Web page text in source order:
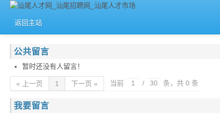
返回主站
公共留言
暂时还没有人留言！
« 上一页 1 下一页 » 当前 / 条，共 0 条
我要留言